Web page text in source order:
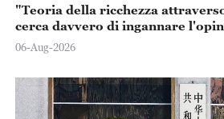
"Teoria della ricchezza
cerca davvero di ingannare
06-Aug-2026